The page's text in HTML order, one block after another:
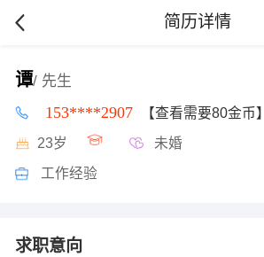
简历详情
谭/ 先生
153****2907 【查看需要80金币】
23岁 未婚
工作经验
求职意向